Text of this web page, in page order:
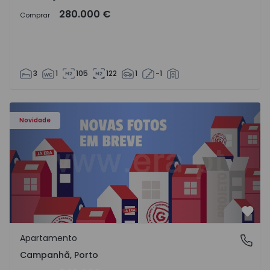
Comprar 280.000 €
3 1 105 122 1 -1
Novidade
Apartamento T3 Porto, Campanhã - 1575504 - 1
Campanhã, Porto
Apartamento
Campanhã, Porto